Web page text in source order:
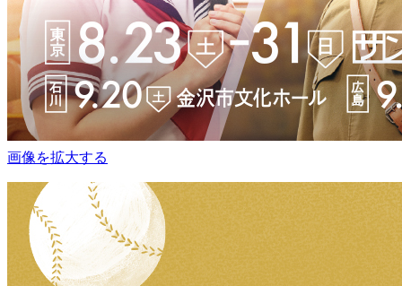
画像を拡大する